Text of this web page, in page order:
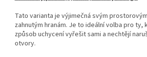
Tato varianta je výjimečná svým
zahnutým hranám. Je to ideální volba pro ty,
způsob uchycení vyřešit sami a nechtějí
otvory.